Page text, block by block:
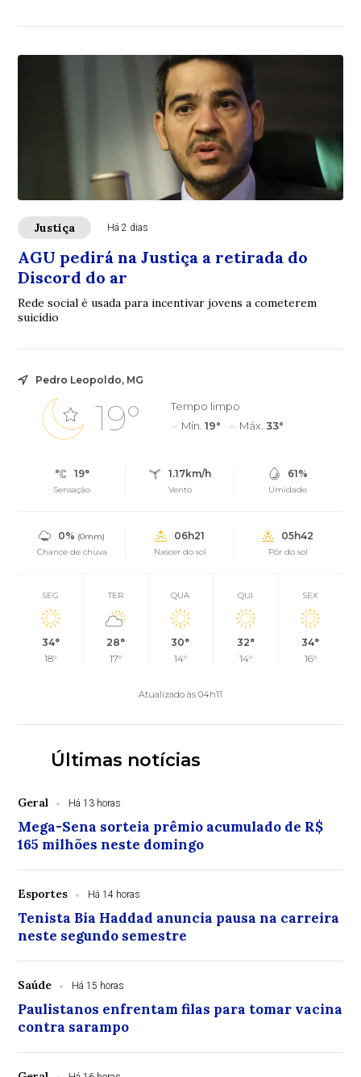
Justiça Há 2 dias
AGU pedirá na Justiça a retirada do
Discord do ar
Rede social é usada para incentivar jovens a cometerem
suicídio
Pedro Leopoldo, MG
19°
Tempo limpo
Mín. 19° Máx. 33°
19°
Sensação
1.17km/h
Vento
61%
Umidade
0% (0mm)
Chance de chuva
06h21
Nascer do sol
05h42
Pôr do sol
SEG
34°
18°
TER
28°
17°
QUA
30°
14°
QUI
32°
14°
SEX
34°
16°
Atualizado às 04h11
Últimas notícias
Geral Há 13 horas
Mega-Sena sorteia prêmio acumulado de R$
165 milhões neste domingo
Esportes Há 14 horas
Tenista Bia Haddad anuncia pausa na carreira
neste segundo semestre
Saúde Há 15 horas
Paulistanos enfrentam filas para tomar vacina
contra sarampo